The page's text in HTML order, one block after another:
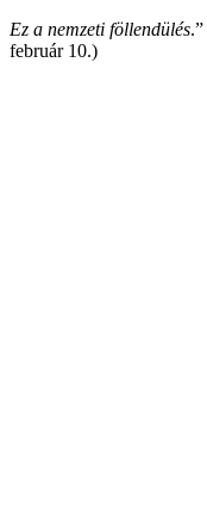
Ez a nemzeti föllendülés
február 10.)